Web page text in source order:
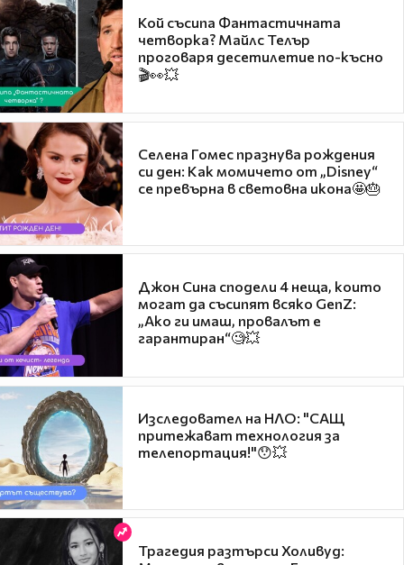
Кой съсипа Фантастичната
четворка? Майлс Телър
проговаря десетилетие по-късно
🎬👀💥
Селена Гомес празнува рождения
си ден: Как момичето от „Disney“
се превърна в световна икона🤩🎂
Джон Сина сподели 4 неща, които
могат да съсипят всяко GenZ:
„Ако ги имаш, провалът е
гарантиран“🧐💥
Изследовател на НЛО: "САЩ
притежават технология за
телепортация!"😯💥
Трагедия разтърси Холивуд: